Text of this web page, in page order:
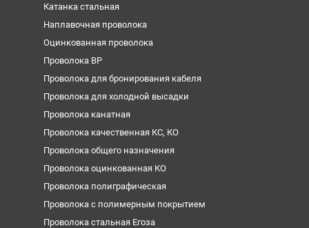
Катанка стальная
Наплавочная проволока
Оцинкованная проволока
Проволока ВР
Проволока для бронирования кабеля
Проволока для холодной высадки
Проволока канатная
Проволока качественная КС, КО
Проволока общего назначения
Проволока оцинкованная КО
Проволока полиграфическая
Проволока с полимерным покрытием
Проволока стальная Егоза